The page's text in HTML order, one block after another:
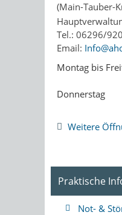
(Main-Tauber-
Tel.: 06296/
Email:
Montag bis
Donnerstag
Weitere
Praktische
Not- &